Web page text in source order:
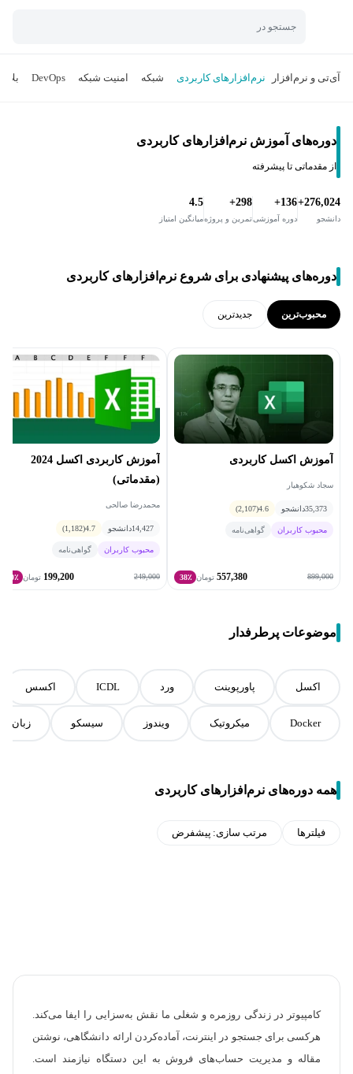
جستجو در
آی‌تی و نرم‌افزار نرم‌افزارهای کاربردی شبکه امنیت شبکه DevOps
دوره‌های آموزش نرم‌افزارهای کاربردی
از مقدماتی تا پیشرفته
276,024+
دانشجو
136+
دوره آموزشی
298+
تمرین و پروژه
4.5
میانگین امتیاز
دوره‌های پیشنهادی برای شروع نرم‌افزارهای کاربردی
محبوب‌ترین جدید‌ترین
آموزش اکسل کاربردی
سجاد شکوهیار
35,373دانشجو 4.6
(2,107)
محبوب کاربران گواهی‌نامه
899,000
557,380 تومان 38٪
آموزش کاربردی اکسل 2024
(مقدماتی)
محمدرضا صالحی
14,427دانشجو 4.7
(1,182)
محبوب کاربران گواهی‌نامه
249,000
199,200 تومان 20٪
موضوعات پرطرفدار
اکسل پاورپوینت ورد ICDL اکسس
Docker میکروتیک ویندوز سیسکو زبان
همه دوره‌های نرم‌افزارهای کاربردی
فیلترها مرتب سازی: پیشفرض
کامپیوتر در زندگی روزمره و شغلی ما نقش به‌سزایی را ایفا می‌کند.
هرکسی برای جستجو در اینترنت، آماده‌کردن ارائه دانشگاهی، نوشتن
مقاله و مدیریت حساب‌های فروش به این دستگاه نیازمند است.